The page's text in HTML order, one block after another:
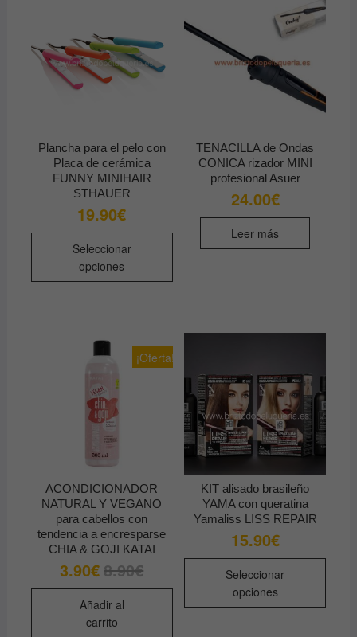
Plancha para el pelo con
Placa de cerámica
FUNNY MINIHAIR
STHAUER
19.90€
Seleccionar
opciones
Este
Las
opciones
se
pueden
elegir
en
producto
TENACILLA de Ondas
CONICA rizador MINI
profesional Asuer
24.00€
Leer más
¡Oferta!
ACONDICIONADOR
NATURAL Y VEGANO
para cabellos con
tendencia a encresparse
CHIA & GOJI KATAI
8.90€El
original
3.90€ El
actual
Añadir al
carrito
KIT alisado brasileño
YAMA con queratina
Yamaliss LISS REPAIR
15.90€
Seleccionar
opciones
Este